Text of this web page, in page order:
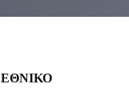
ΕΘΝΙΚΌ